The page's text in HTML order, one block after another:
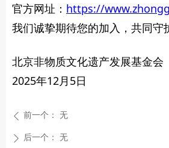
官方网址： https://
我们诚挚期待您的加入，共同守
北京非物质文化遗产发展基金会
2025年12月5日
ꄴ 前一个： 无
ꄲ 后一个： 无